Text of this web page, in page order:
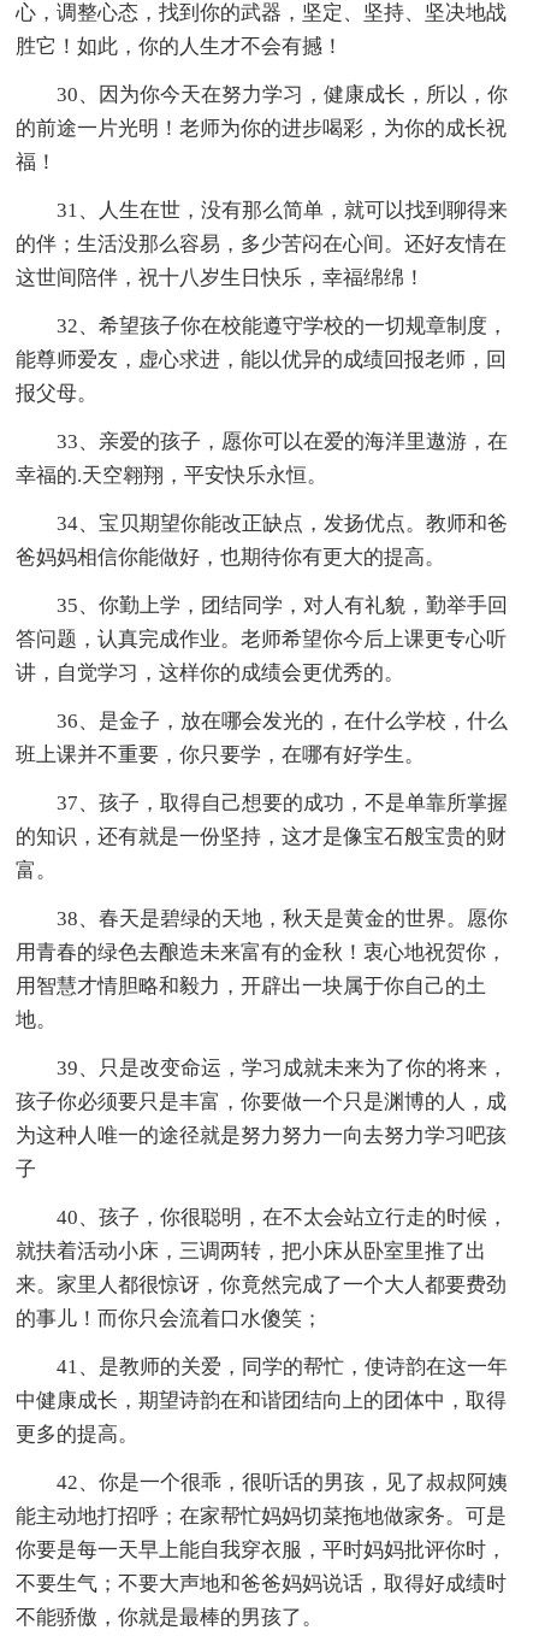
心，调整心态，找到你的武器，坚定、坚持、坚决地战
胜它！如此，你的人生才不会有撼！
30、因为你今天在努力学习，健康成长，所以，你
的前途一片光明！老师为你的进步喝彩，为你的成长祝
福！
31、人生在世，没有那么简单，就可以找到聊得来
的伴；生活没那么容易，多少苦闷在心间。还好友情在
这世间陪伴，祝十八岁生日快乐，幸福绵绵！
32、希望孩子你在校能遵守学校的一切规章制度，
能尊师爱友，虚心求进，能以优异的成绩回报老师，回
报父母。
33、亲爱的孩子，愿你可以在爱的海洋里遨游，在
幸福的.天空翱翔，平安快乐永恒。
34、宝贝期望你能改正缺点，发扬优点。教师和爸
爸妈妈相信你能做好，也期待你有更大的提高。
35、你勤上学，团结同学，对人有礼貌，勤举手回
答问题，认真完成作业。老师希望你今后上课更专心听
讲，自觉学习，这样你的成绩会更优秀的。
36、是金子，放在哪会发光的，在什么学校，什么
班上课并不重要，你只要学，在哪有好学生。
37、孩子，取得自己想要的成功，不是单靠所掌握
的知识，还有就是一份坚持，这才是像宝石般宝贵的财
富。
38、春天是碧绿的天地，秋天是黄金的世界。愿你
用青春的绿色去酿造未来富有的金秋！衷心地祝贺你，
用智慧才情胆略和毅力，开辟出一块属于你自己的土
地。
39、只是改变命运，学习成就未来为了你的将来，
孩子你必须要只是丰富，你要做一个只是渊博的人，成
为这种人唯一的途径就是努力努力一向去努力学习吧孩
子
40、孩子，你很聪明，在不太会站立行走的时候，
就扶着活动小床，三调两转，把小床从卧室里推了出
来。家里人都很惊讶，你竟然完成了一个大人都要费劲
的事儿！而你只会流着口水傻笑；
41、是教师的关爱，同学的帮忙，使诗韵在这一年
中健康成长，期望诗韵在和谐团结向上的团体中，取得
更多的提高。
42、你是一个很乖，很听话的男孩，见了叔叔阿姨
能主动地打招呼；在家帮忙妈妈切菜拖地做家务。可是
你要是每一天早上能自我穿衣服，平时妈妈批评你时，
不要生气；不要大声地和爸爸妈妈说话，取得好成绩时
不能骄傲，你就是最棒的男孩了。